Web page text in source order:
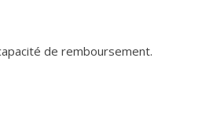
de remboursement.